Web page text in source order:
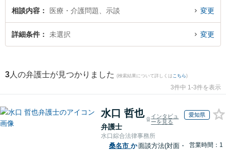
ラブルを今すぐに弁護士に相談したい』『医療事故の示談交渉のトラブル解決
の実績豊富な近くの弁護士を検索したい』『初回相談無料で医療事故の示談交
渉を法律相談できる桑名市内の弁護士に相談予約したい』などでお困りの相談
相談内容 医療・介護問題、示談 変更
詳細条件 未選択 変更
3 人の弁護士が見つかりました (検索結果について詳しくは こちら)
3件中 1-3件を表示
水口 哲也
弁護士
インタビュ
ーを見る
愛知県
水口綜合法律事務所
桑名市 か面談方法(対面・
営業時間：1